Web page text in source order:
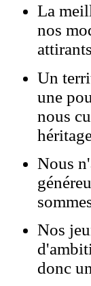
La
nos
Un
une
nous
Nous
Nos
donc